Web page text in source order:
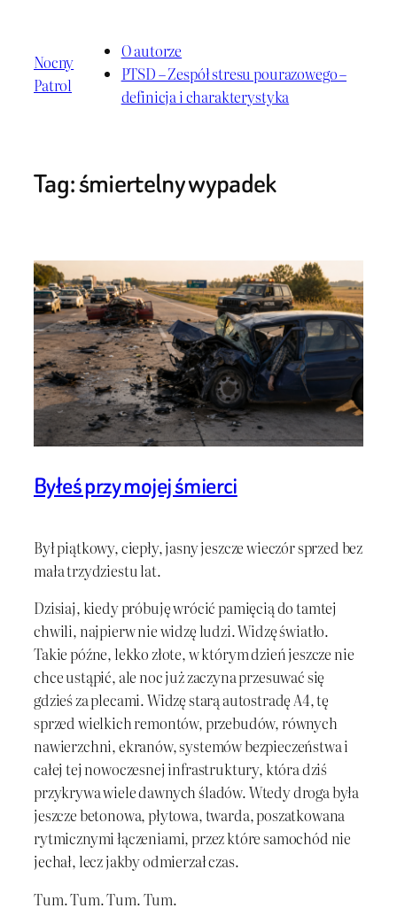
treściNocny
Patrol
O autorze
PTSD – Zespół stresu pourazowego –
definicja i charakterystyka
Tag:śmiertelny wypadek
Byłeś przy mojej śmierci
Był piątkowy, ciepły, jasny jeszcze wieczór sprzed bez
mała trzydziestu lat.
Dzisiaj, kiedy próbuję wrócić pamięcią do tamtej
chwili, najpierw nie widzę ludzi. Widzę światło.
Takie późne, lekko złote, w którym dzień jeszcze nie
chce ustąpić, ale noc już zaczyna przesuwać się
gdzieś za plecami. Widzę starą autostradę A4, tę
sprzed wielkich remontów, przebudów, równych
nawierzchni, ekranów, systemów bezpieczeństwa i
całej tej nowoczesnej infrastruktury, która dziś
przykrywa wiele dawnych śladów. Wtedy droga była
jeszcze betonowa, płytowa, twarda, poszatkowana
rytmicznymi łączeniami, przez które samochód nie
jechał, lecz jakby odmierzał czas.
Tum. Tum. Tum. Tum.